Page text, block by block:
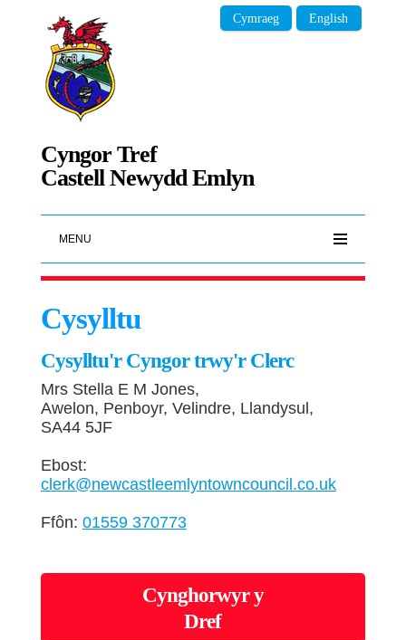
Cyngor Tref
Castell Newydd Emlyn
Cymraeg English
MENU
Cysylltu
Cysylltu'r Cyngor trwy'r Clerc
Mrs Stella E M Jones,
Awelon, Penboyr, Velindre, Llandysul,
SA44 5JF
Ebost:
clerk@newcastleemlyntowncouncil.co.uk
Ffôn: 01559 370773
Cynghorwyr y
Dref